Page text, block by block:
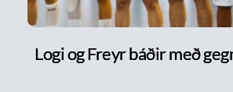
Logi og Freyr báðir með